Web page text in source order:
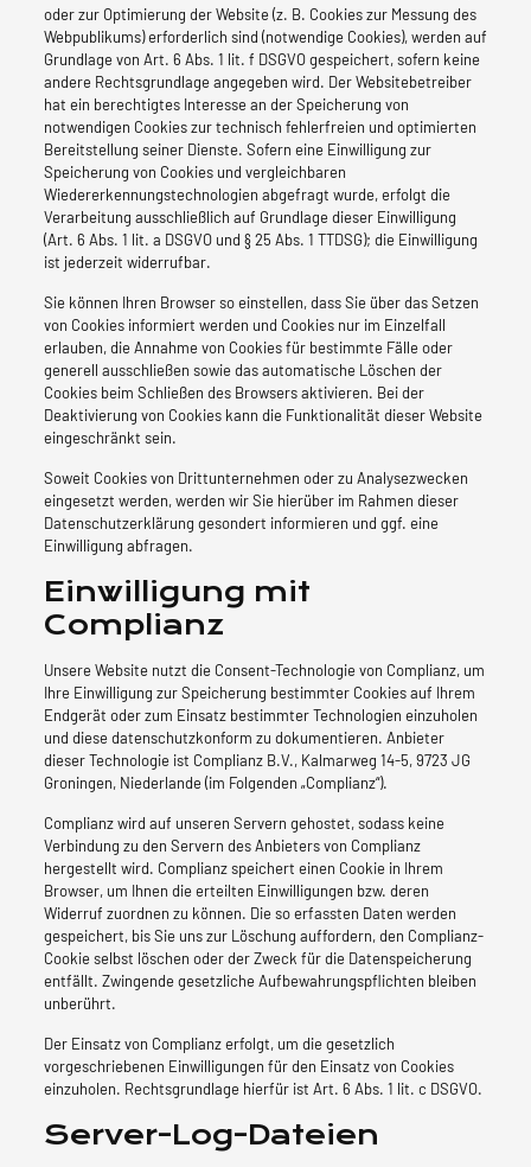
oder zur Optimierung der Website (z. B. Cookies zur Messung des
Webpublikums) erforderlich sind (notwendige Cookies), werden auf
Grundlage von Art. 6 Abs. 1 lit. f DSGVO gespeichert, sofern keine
andere Rechtsgrundlage angegeben wird. Der Websitebetreiber
hat ein berechtigtes Interesse an der Speicherung von
notwendigen Cookies zur technisch fehlerfreien und optimierten
Bereitstellung seiner Dienste. Sofern eine Einwilligung zur
Speicherung von Cookies und vergleichbaren
Wiedererkennungstechnologien abgefragt wurde, erfolgt die
Verarbeitung ausschließlich auf Grundlage dieser Einwilligung
(Art. 6 Abs. 1 lit. a DSGVO und § 25 Abs. 1 TTDSG); die Einwilligung
ist jederzeit widerrufbar.
Sie können Ihren Browser so einstellen, dass Sie über das Setzen
von Cookies informiert werden und Cookies nur im Einzelfall
erlauben, die Annahme von Cookies für bestimmte Fälle oder
generell ausschließen sowie das automatische Löschen der
Cookies beim Schließen des Browsers aktivieren. Bei der
Deaktivierung von Cookies kann die Funktionalität dieser Website
eingeschränkt sein.
Soweit Cookies von Drittunternehmen oder zu Analysezwecken
eingesetzt werden, werden wir Sie hierüber im Rahmen dieser
Datenschutzerklärung gesondert informieren und ggf. eine
Einwilligung abfragen.
Einwilligung mit
Complianz
Unsere Website nutzt die Consent-Technologie von Complianz, um
Ihre Einwilligung zur Speicherung bestimmter Cookies auf Ihrem
Endgerät oder zum Einsatz bestimmter Technologien einzuholen
und diese datenschutzkonform zu dokumentieren. Anbieter
dieser Technologie ist Complianz B.V., Kalmarweg 14-5, 9723 JG
Groningen, Niederlande (im Folgenden „Complianz“).
Complianz wird auf unseren Servern gehostet, sodass keine
Verbindung zu den Servern des Anbieters von Complianz
hergestellt wird. Complianz speichert einen Cookie in Ihrem
Browser, um Ihnen die erteilten Einwilligungen bzw. deren
Widerruf zuordnen zu können. Die so erfassten Daten werden
gespeichert, bis Sie uns zur Löschung auffordern, den Complianz-
Cookie selbst löschen oder der Zweck für die Datenspeicherung
entfällt. Zwingende gesetzliche Aufbewahrungspflichten bleiben
unberührt.
Der Einsatz von Complianz erfolgt, um die gesetzlich
vorgeschriebenen Einwilligungen für den Einsatz von Cookies
einzuholen. Rechtsgrundlage hierfür ist Art. 6 Abs. 1 lit. c DSGVO.
Server-Log-Dateien